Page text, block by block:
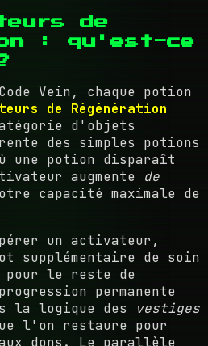
de
: qu'est-ce
Vein, chaque potion
de Régénération
d'objets
des simples potions
une potion disparaît
augmente de
capacité maximale de
un activateur,
supplémentaire de soin
pour le reste de
permanente
la logique des
vestiges
l'on restaure pour
dons. Le parallèle